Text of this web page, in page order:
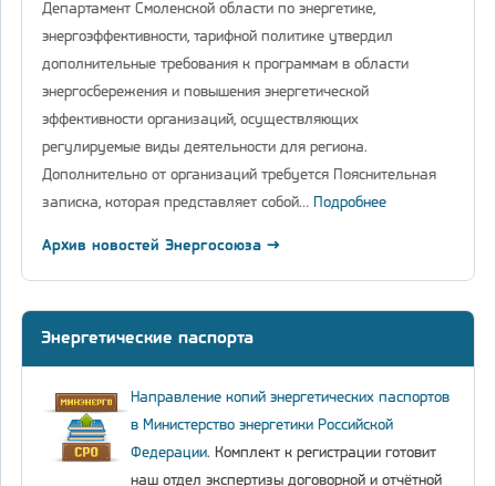
Департамент Смоленской области по энергетике,
энергоэффективности, тарифной политике утвердил
дополнительные требования к программам в области
энергосбережения и повышения энергетической
эффективности организаций, осуществляющих
регулируемые виды деятельности для региона.
Дополнительно от организаций требуется Пояснительная
записка, которая представляет собой… Подробнее
Архив новостей Энергосоюза →
Энергетические паспорта
Направление копий энергетических паспортов
в Министерство энергетики Российской
Федерации. Комплект к регистрации готовит
наш отдел экспертизы договорной и отчётной